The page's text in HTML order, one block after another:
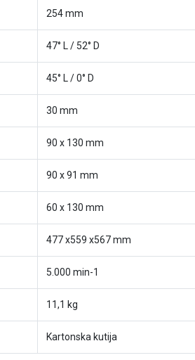
254 mm
47° L / 52° D
45° L / 0° D
30 mm
90 x 130 mm
90 x 91 mm
60 x 130 mm
477 x559 x567 mm
5.000 min-1
11,1 kg
Kartonska kutija